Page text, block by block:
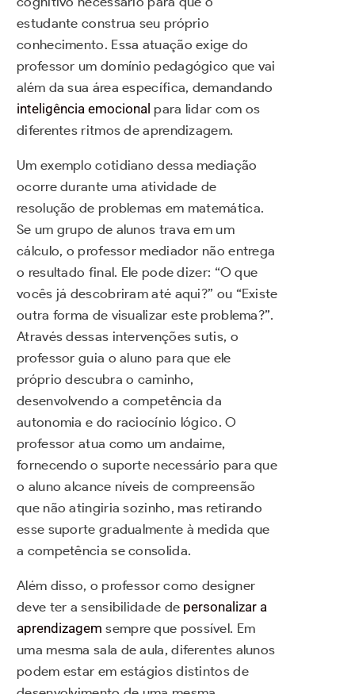
estudante construa seu próprio
conhecimento. Essa atuação exige do
professor um domínio pedagógico que vai
além da sua área específica, demandando
inteligência emocional para lidar com os
diferentes ritmos de aprendizagem.
Um exemplo cotidiano dessa mediação
ocorre durante uma atividade de
resolução de problemas em matemática.
Se um grupo de alunos trava em um
cálculo, o professor mediador não entrega
o resultado final. Ele pode dizer: “O que
vocês já descobriram até aqui?” ou “Existe
outra forma de visualizar este problema?”.
Através dessas intervenções sutis, o
professor guia o aluno para que ele
próprio descubra o caminho,
desenvolvendo a competência da
autonomia e do raciocínio lógico. O
professor atua como um andaime,
fornecendo o suporte necessário para que
o aluno alcance níveis de compreensão
que não atingiria sozinho, mas retirando
esse suporte gradualmente à medida que
a competência se consolida.
Além disso, o professor como designer
deve ter a sensibilidade de personalizar a
aprendizagem sempre que possível. Em
uma mesma sala de aula, diferentes alunos
podem estar em estágios distintos de